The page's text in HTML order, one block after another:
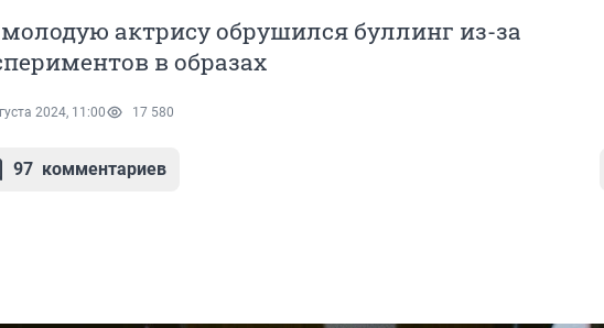
актрису обрушился буллинг из-за
в образах
2024, 11:00 17 580
97 комментариев